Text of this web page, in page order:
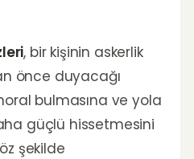
, bir kişinin askerlik
önce duyacağı
bulmasına ve yola
güçlü hissetmesini
şekilde